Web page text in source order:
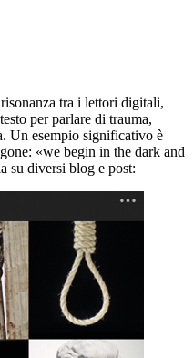
tra i lettori digitali,
per parlare di trauma,
Un esempio significativo è
«we begin in the dark and
su diversi blog e post: